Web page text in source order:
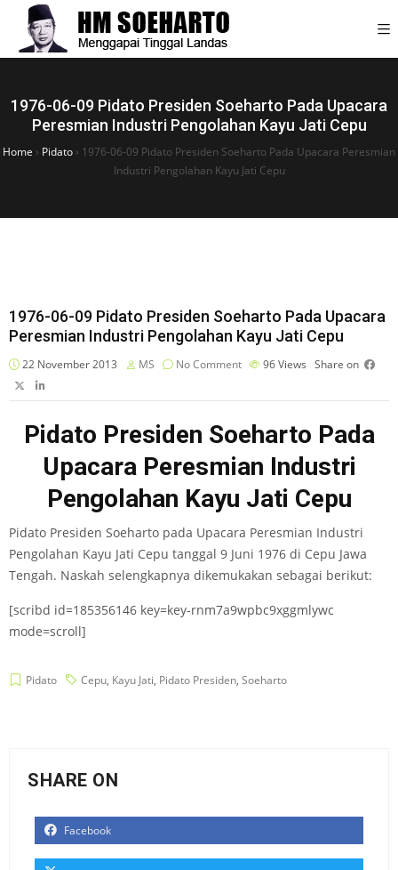
1976-06-09 Pidato Presiden Soeharto Pada Upacara
Peresmian Industri Pengolahan Kayu Jati Cepu
Home › Pidato › 1976-06-09 Pidato Presiden Soeharto Pada Upacara Peresmian
Industri Pengolahan Kayu Jati Cepu
1976-06-09 Pidato Presiden Soeharto Pada Upacara
Peresmian Industri Pengolahan Kayu Jati Cepu
22 November 2013 MS No Comment 96Views Share on
Pidato Presiden Soeharto Pada
Upacara Peresmian Industri
Pengolahan Kayu Jati Cepu
Pidato Presiden Soeharto pada Upacara Peresmian Industri
Pengolahan Kayu Jati Cepu tanggal 9 Juni 1976 di Cepu Jawa
Tengah. Naskah selengkapnya dikemukakan sebagai berikut:
[scribd id=185356146 key=key-rnm7a9wpbc9xggmlywc
mode=scroll]
Pidato Cepu, Kayu Jati, Pidato Presiden, Soeharto
SHARE ON
Facebook